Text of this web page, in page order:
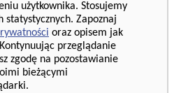
użytkownika. Stosujemy
statystycznych. Zapoznaj
oraz opisem jak
przeglądanie
zgodę na pozostawianie
bieżącymi